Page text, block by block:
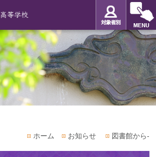
ホーム お知らせ 図書館から-